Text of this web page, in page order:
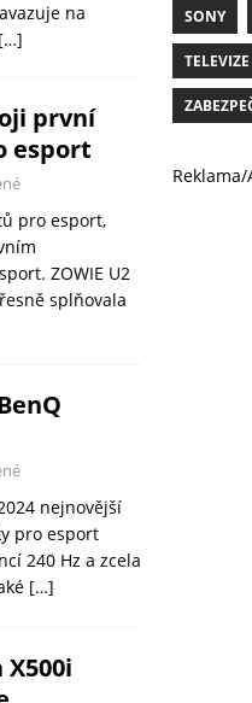
na
[…]
první
esport
pro esport,
ZOWIE U2
splňovala
nejnovější
pro esport
240 Hz a zcela
[…]
SONY
TELEVIZE